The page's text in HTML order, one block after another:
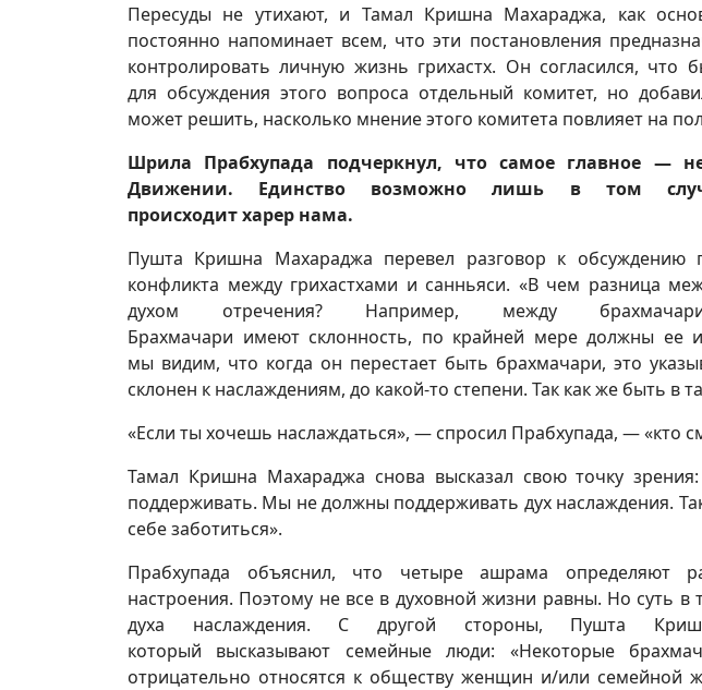
Пересуды не утихают, и Тамал Кришна Махараджа, как
постоянно напоминает всем, что эти постановления
контролировать личную жизнь грихастх. Он согласился, что
для обсуждения этого вопроса отдельный комитет, но
может решить, насколько мнение этого комитета повлияет на
Шрила Прабхупада подчеркнул, что самое главное —
Движении. Единство возможно лишь в том
происходит харер нама.
Пушта Кришна Махараджа перевел разговор к обсуждению
конфликта между грихастхами и санньяси. «В чем разница
духом отречения? Например, между
Брахмачари имеют склонность, по крайней мере должны
мы видим, что когда он перестает быть брахмачари, это
склонен к наслаждениям, до какой-то степени. Так как же быть в
«Если ты хочешь наслаждаться», — спросил Прабхупада, — «кто
Тамал Кришна Махараджа снова высказал свою точку
поддерживать. Мы не должны поддерживать дух наслаждения.
себе заботиться».
Прабхупада объяснил, что четыре ашрама определяют
настроения. Поэтому не все в духовной жизни равны. Но суть в
духа наслаждения. С другой стороны, Пушта
который высказывают семейные люди: «Некоторые
отрицательно относятся к обществу женщин и/или семейной